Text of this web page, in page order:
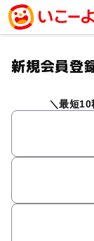
新規会員登
最短10